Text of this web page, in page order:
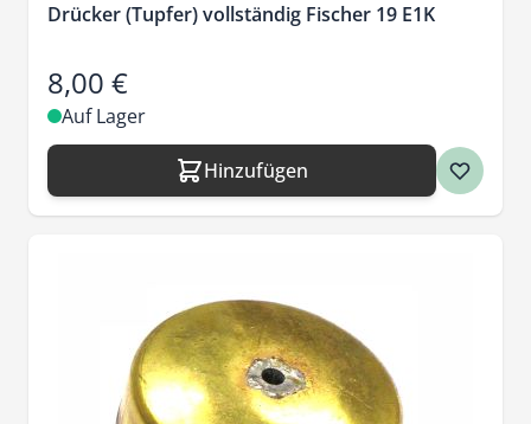
Drücker (Tupfer) vollständig Fischer 19 E1K
8,00 €
Auf Lager
Hinzufügen